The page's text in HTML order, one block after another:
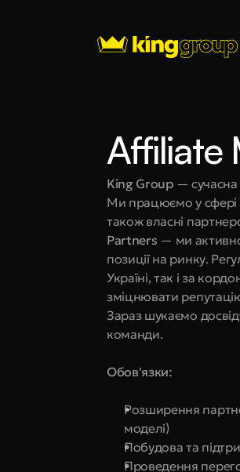
Affiliate
King Group — сучасна
Ми працюємо у
також власні
Partners — ми
позиції на ринку.
Україні, так і за
зміцнювати
Зараз шукаємо
команди.
Обов'язки:
Розширення
моделі)
Побудова та
Проведення